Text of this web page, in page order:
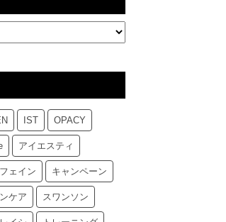
IST OPACY
アイエスティ
ェイン キャンペーン
ケア スワンソン